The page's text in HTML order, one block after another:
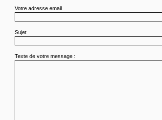
Votre adresse email
Sujet
Texte de votre message :